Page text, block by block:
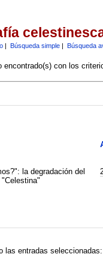
| Búsqueda simple| Búsqueda
encontrado(s) con los
la degradación del
las entradas seleccionadas: